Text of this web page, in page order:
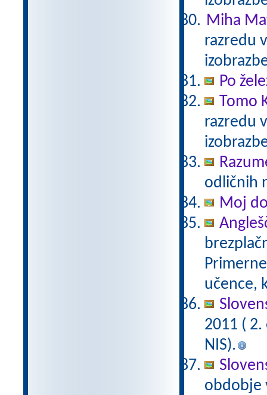
Miha
razredu
Po
Tomo
razredu
odličnih
Moj
učence,
2011 (
NIS).
obdobje